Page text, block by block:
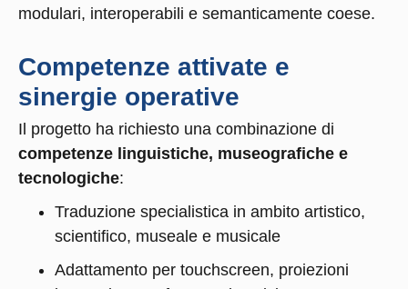
modulari, interoperabili e semanticamente coese.
Competenze attivate e
sinergie operative
Il progetto ha richiesto una combinazione di
competenze linguistiche, museografiche e
tecnologiche:
Traduzione specialistica in ambito artistico,
scientifico, museale e musicale
Adattamento per touchscreen, proiezioni